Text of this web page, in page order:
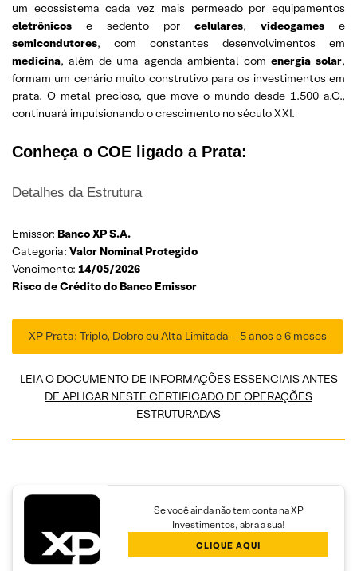
um ecossistema cada vez mais permeado por equipamentos
eletrônicos e sedento por celulares, videogames e
semicondutores, com constantes desenvolvimentos em
medicina, além de uma agenda ambiental com energia solar,
formam um cenário muito construtivo para os investimentos em
prata. O metal precioso, que move o mundo desde 1.500 a.C.,
continuará impulsionando o crescimento no século XXI.
Conheça o COE ligado a Prata:
Detalhes da Estrutura
Emissor: Banco XP S.A.
Categoria: Valor Nominal Protegido
Vencimento: 14/05/2026
Risco de Crédito do Banco Emissor
XP Prata: Triplo, Dobro ou Alta Limitada – 5 anos e 6 meses
LEIA O DOCUMENTO DE INFORMAÇÕES ESSENCIAIS ANTES
DE APLICAR NESTE CERTIFICADO DE OPERAÇÕES
ESTRUTURADAS
Se você ainda não tem conta na XP
Investimentos, abra a sua!
CLIQUE AQUI